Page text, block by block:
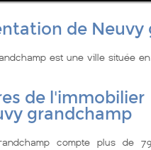
de Neuvy
est une ville située
de l'immobilier
grandchamp
compte plus de